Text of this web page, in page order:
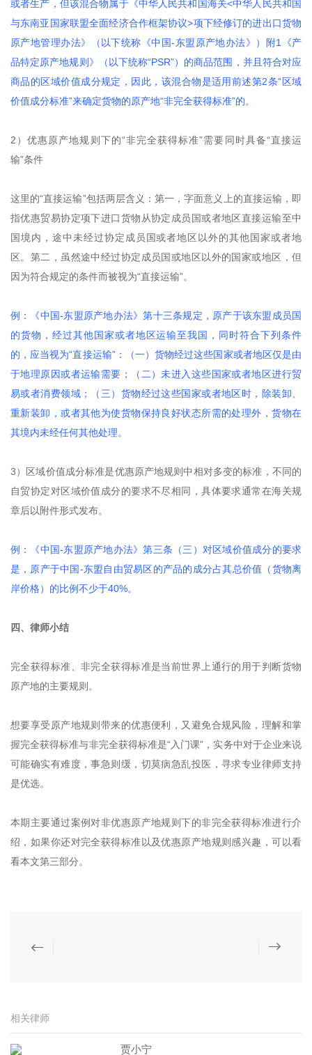
或者生产，但该混合物属于《中华人民共和国海关<中华人民共和国
与东南亚国家联盟全面经济合作框架协议>项下经修订的进出口货物
原产地管理办法》（以下统称《中国-东盟原产地办法》）附1《产
品特定原产地规则》（以下统称“PSR”）的商品范围，并且符合对应
商品的区域价值成分规定，因此，该混合物是适用前述第2条“区域
价值成分标准”来确定货物的原产地“非完全获得标准”的。
2）优惠原产地规则下的“非完全获得标准”需要同时具备“直接运
输”条件
这里的“直接运输”包括两层含义：第一，字面意义上的直接运输，即
指优惠贸易协定项下进口货物从协定成员国或者地区直接运输至中
国境内，途中未经过协定成员国或者地区以外的其他国家或者地
区。第二，虽然途中经过协定成员国或地区以外的国家或地区，但
因为符合规定的条件而被视为“直接运输”。
例：《中国-东盟原产地办法》第十三条规定，原产于该东盟成员国
的货物，经过其他国家或者地区运输至我国，同时符合下列条件
的，应当视为“直接运输”：（一）货物经过这些国家或者地区仅是由
于地理原因或者运输需要；（二）未进入这些国家或者地区进行贸
易或者消费领域；（三）货物经过这些国家或者地区时，除装卸、
重新装卸，或者其他为使货物保持良好状态所需的处理外，货物在
其境内未经任何其他处理。
3）区域价值成分标准是优惠原产地规则中相对多变的标准，不同的
自贸协定对区域价值成分的要求不尽相同，具体要求通常在海关规
章后以附件形式发布。
例：《中国-东盟原产地办法》第三条（三）对区域价值成分的要求
是，原产于中国-东盟自由贸易区的产品的成分占其总价值（货物离
岸价格）的比例不少于40%。
四、律师小结
完全获得标准、非完全获得标准是当前世界上通行的用于判断货物
原产地的主要规则。
想要享受原产地规则带来的优惠便利，又避免合规风险，理解和掌
握完全获得标准与非完全获得标准是“入门课”，实务中对于企业来说
可能确实有难度，事急则缓，切莫病急乱投医，寻求专业律师支持
是优选。
本期主要通过案例对非优惠原产地规则下的非完全获得标准进行介
绍，如果你还对完全获得标准以及优惠原产地规则感兴趣，可以看
看本文第三部分。
相关律师
贾小宁